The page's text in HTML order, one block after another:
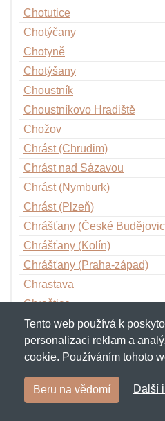
Chotutice
Chotýčany
Chotyně
Chotýšany
Choustník
Choustníkovo Hradiště
Chožov
Chrást (Chrudim)
Chrást nad Sázavou
Chrást (Nymburk)
Chrást (Plzeň)
Chrášťany (České
Chrášťany (Kolín)
Chrášťany (Praha-západ)
Chrastava
Chraštice
Chřibská
Chříč
Chroboly
Chropyně
Chroustovice
Tento web používá k
personalizaci reklam a
cookie. Používáním tohoto
Beru na vědomí Další